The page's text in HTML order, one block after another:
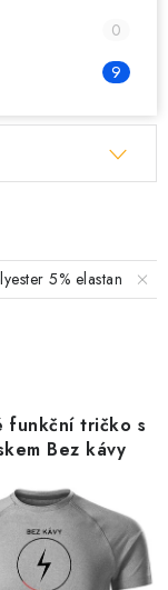
0
9
5% elastan
funkční tričko s
Bez kávy